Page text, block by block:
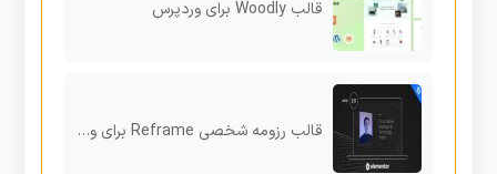
قالب Woodly برای وردپرس
قالب رزومه شخصی Reframe برای وردپرس